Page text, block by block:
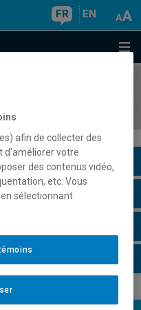
FR EN
afin de collecter des
votre
des contenus vidéo,
etc. Vous
sélectionnant